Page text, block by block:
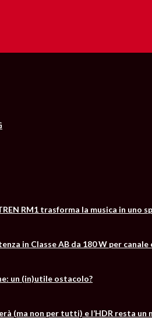
RM1 trasforma la musica in uno
in Classe AB da 180 W per
un (in)utile ostacolo?
(ma non per tutti) e l’HDR resta un